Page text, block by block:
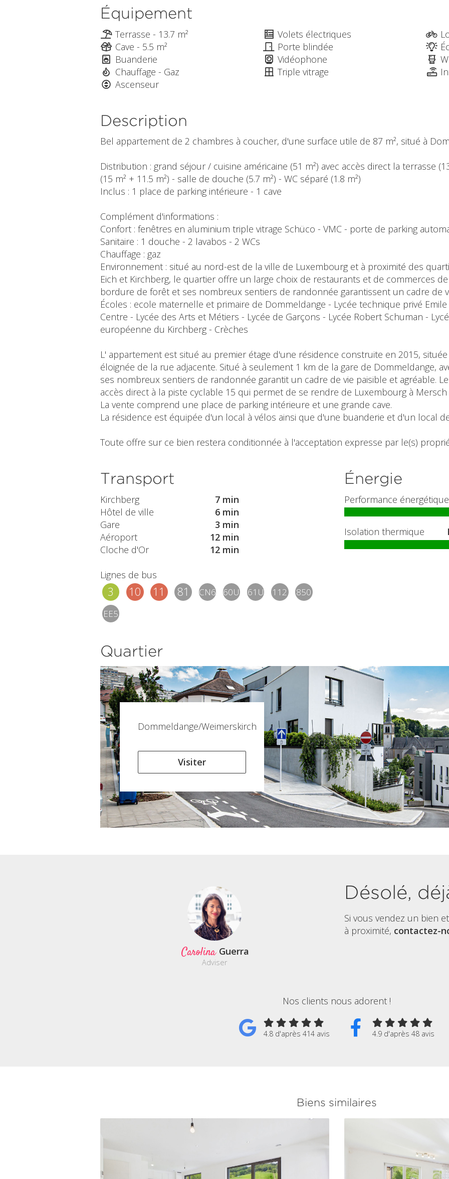
Équipement
Terrasse - 13.7 m²
Cave - 5.5 m²
Buanderie
Chauffage - Gaz
Ascenseur
Volets électriques
Porte blindée
Vidéophone
Triple vitrage
Description
Bel appartement de 2 chambres à coucher, d'une surface utile de 87 m², situé à
Distribution : grand séjour / cuisine américaine (51 m²) avec accès direct la terrasse
(15 m² + 11.5 m²) - salle de douche (5.7 m²) - WC séparé (1.8 m²)
Inclus : 1 place de parking intérieure - 1 cave
Complément d'informations :
Confort : fenêtres en aluminium triple vitrage Schüco - VMC - porte de parking
Sanitaire : 1 douche - 2 lavabos - 2 WCs
Chauffage : gaz
Environnement : situé au nord-est de la ville de Luxembourg et à proximité des
Eich et Kirchberg, le quartier offre un large choix de restaurants et de commerces
bordure de forêt et ses nombreux sentiers de randonnée garantissent un cadre de
Écoles : ecole maternelle et primaire de Dommeldange - Lycée technique privé
Centre - Lycée des Arts et Métiers - Lycée de Garçons - Lycée Robert Schuman -
européenne du Kirchberg - Crèches
L' appartement est situé au premier étage d'une résidence construite en 2015,
éloignée de la rue adjacente. Situé à seulement 1 km de la gare de Dommeldange,
ses nombreux sentiers de randonnée garantit un cadre de vie paisible et agréable.
accès direct à la piste cyclable 15 qui permet de se rendre de Luxembourg à Mersch
La vente comprend une place de parking intérieure et une grande cave.
La résidence est équipée d'un local à vélos ainsi que d'une buanderie et d'un local
Toute offre sur ce bien restera conditionnée à l'acceptation expresse par le(s)
Transport
Kirchberg
7 min
Hôtel de ville
6 min
Gare
3 min
Aéroport
12 min
Cloche d'Or
12 min
Lignes de bus
3 10 11 81 CN6 60U 61U 112
850
EE5
Énergie
Performance énergétique
Isolation thermique
Quartier
Dommeldange/Weimerskirch
Visiter
Carolina Guerra
Adviser
Désolé,
Si vous vendez un bien
à proximité, contactez-
Nos clients nous adorent !
4.8 d'après 414 avis 4.9 d'après 48 avis
Biens similaires